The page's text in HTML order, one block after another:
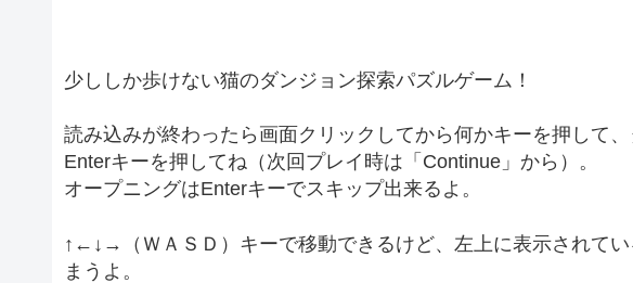
少ししか歩けない猫のダンジョン探索パズルゲーム！
読み込みが終わったら画面クリックしてから何かキーを押して
Enterキーを押してね（次回プレイ時は「Continue」から）。
オープニングはEnterキーでスキップ出来るよ。
↑←↓→（ＷＡＳＤ）キーで移動できるけど、左上に表示されて
まうよ。